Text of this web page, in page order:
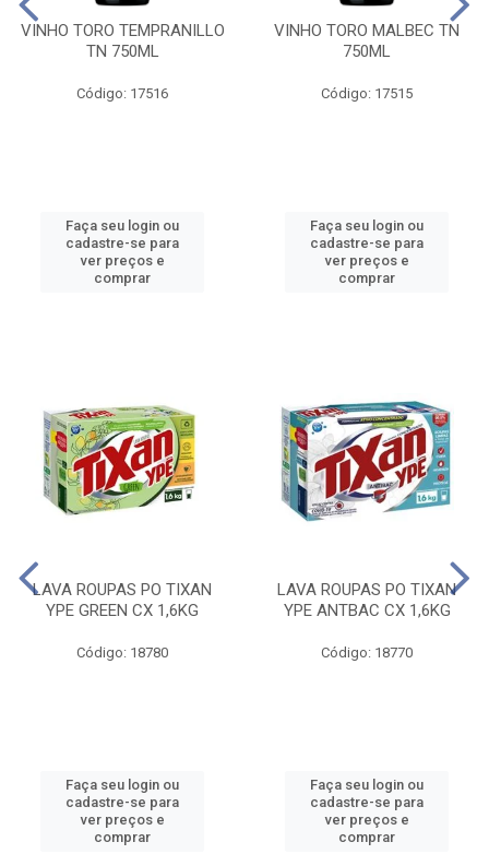
VINHO TORO TEMPRANILLO
TN 750ML
Código: 17516
Faça seu login ou
cadastre-se para
ver preços e
comprar
VINHO TORO MALBEC TN
750ML
Código: 17515
Faça seu login ou
cadastre-se para
ver preços e
comprar
LAVA ROUPAS PO TIXAN
YPE GREEN CX 1,6KG
Código: 18780
Faça seu login ou
cadastre-se para
ver preços e
comprar
LAVA ROUPAS PO TIXAN
YPE ANTBAC CX 1,6KG
Código: 18770
Faça seu login ou
cadastre-se para
ver preços e
comprar